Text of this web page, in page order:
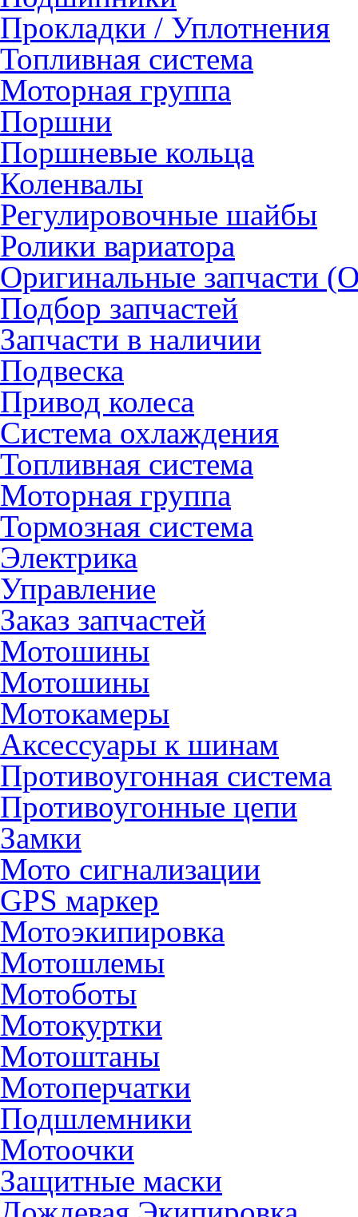
Прокладки / Уплотнения
Топливная система
Моторная группа
Поршни
Поршневые кольца
Коленвалы
Регулировочные шайбы
Ролики вариатора
Оригинальные запчасти
Подбор запчастей
Запчасти в наличии
Подвеска
Привод колеса
Система охлаждения
Топливная система
Моторная группа
Тормозная система
Электрика
Управление
Заказ запчастей
Мотошины
Мотошины
Мотокамеры
Аксессуары к шинам
Противоугонная система
Противоугонные цепи
Замки
Мото сигнализации
GPS маркер
Мотоэкипировка
Мотошлемы
Мотоботы
Мотокуртки
Мотоштаны
Мотоперчатки
Подшлемники
Мотоочки
Защитные маски